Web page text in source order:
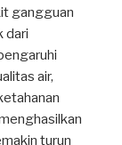
gangguan
dari
air,
turun